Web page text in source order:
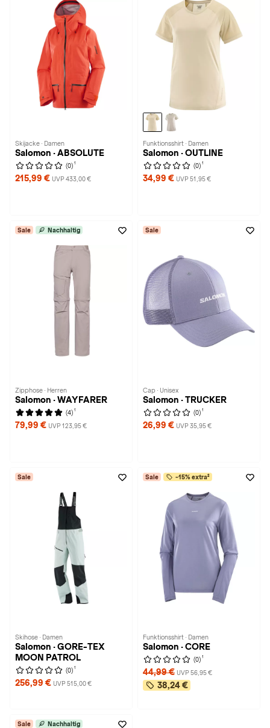
Skijacke · Damen
Salomon · ABSOLUTE
(0) 1
215,99 € UVP 433,00 €
Funktionsshirt · Damen
Salomon · OUTLINE
(0) 1
34,99 € UVP 51,95 €
Sale Nachhaltig
Zipphose · Herren
Salomon · WAYFARER
(4) 1
79,99 € UVP 123,95 €
Sale
Cap · Unisex
Salomon · TRUCKER
(0) 1
26,99 € UVP 35,95 €
Sale
Skihose · Damen
Salomon · GORE-TEX
MOON PATROL
(0) 1
256,99 € UVP 515,00 €
Sale -15% extra²
Funktionsshirt · Damen
Salomon · CORE
(0) 1
44,99 € UVP 56,95 €
38,24 €
Sale
Nachhaltig